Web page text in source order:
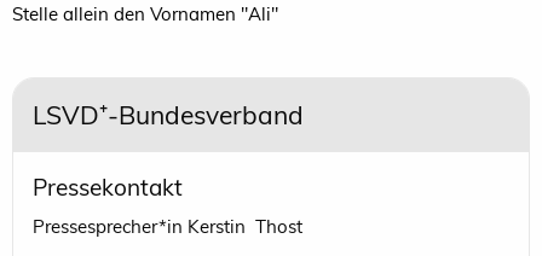
Stelle allein den Vornamen "Ali"
LSVD⁺-Bundesverband
Pressekontakt
Pressesprecher*in Kerstin Thost